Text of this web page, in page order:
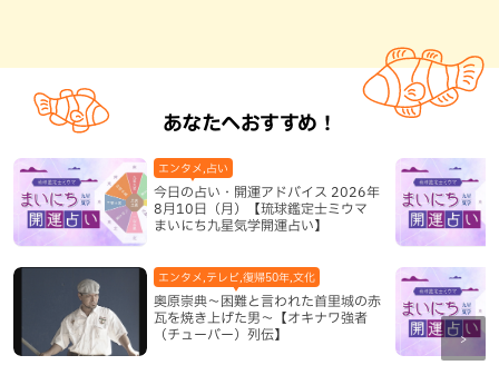
あなたへおすすめ！
今日の占い・開運アドバイス 2026年
8月10日（月）【琉球鑑定士ミウマ
まいにち九星気学開運占い】
エンタメ,占い
奥原崇典～困難と言われた首里城の赤
瓦を焼き上げた男～【オキナワ強者
（チューバー）列伝】
エンタメ,テレビ,復帰50年,文化